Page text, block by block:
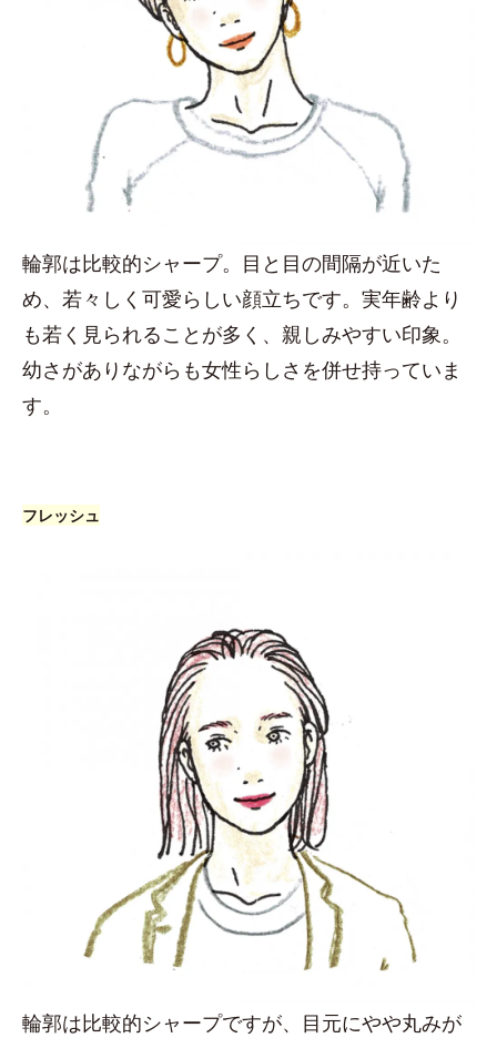
輪郭は比較的シャープ。目と目の間隔が近いた
め、若々しく可愛らしい顔立ちです。実年齢より
も若く見られることが多く、親しみやすい印象。
幼さがありながらも女性らしさを併せ持っていま
す。
フレッシュ
輪郭は比較的シャープですが、目元にやや丸みが